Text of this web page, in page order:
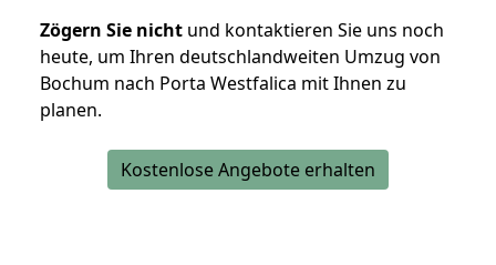
Zögern Sie nicht und kontaktieren Sie uns noch
heute, um Ihren deutschlandweiten Umzug von
Bochum nach Porta Westfalica mit Ihnen zu
planen.
Kostenlose Angebote erhalten